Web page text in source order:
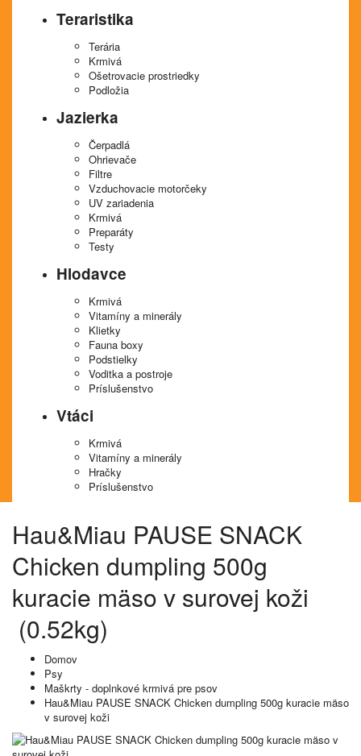
Teraristika
Terária
Krmivá
Ošetrovacie prostriedky
Podložia
Jazierka
Čerpadlá
Ohrievače
Filtre
Vzduchovacie motorčeky
UV zariadenia
Krmivá
Preparáty
Testy
Hlodavce
Krmivá
Vitamíny a minerály
Klietky
Fauna boxy
Podstielky
Voditka a postroje
Príslušenstvo
Vtáci
Krmivá
Vitamíny a minerály
Hračky
Príslušenstvo
Hau&Miau PAUSE SNACK
Chicken dumpling 500g
kuracie mäso v surovej koži
(0.52kg)
Domov
Psy
Maškrty - doplnkové krmivá pre psov
Hau&Miau PAUSE SNACK Chicken dumpling 500g kuracie mäso
v surovej koži